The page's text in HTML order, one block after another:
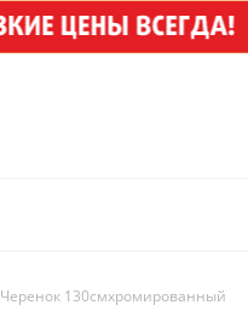
Черенок 130смхромированный